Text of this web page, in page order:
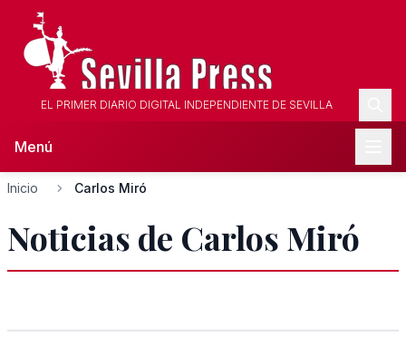
EL PRIMER DIARIO DIGITAL INDEPENDIENTE DE SEVILLA
Menú
Inicio Carlos Miró
Noticias de Carlos Miró